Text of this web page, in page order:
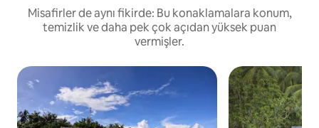
Misafirler de aynı fikirde: Bu konaklamalara konum,
temizlik ve daha pek çok açıdan yüksek puan
vermişler.